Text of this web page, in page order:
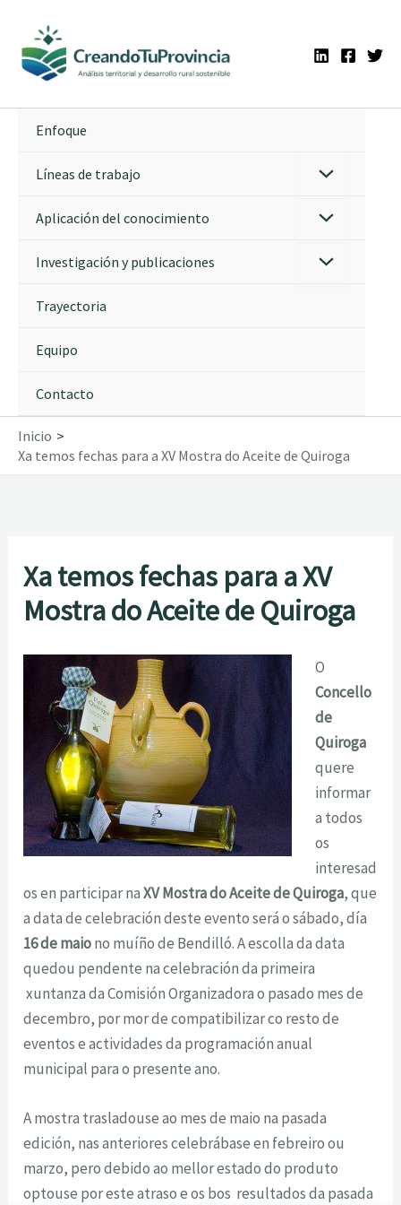
contenido
Enfoque
Líneas de trabajo
Aplicación del conocimiento
Investigación y publicaciones
Trayectoria
Equipo
Contacto
Inicio
Xa temos fechas para a XV Mostra do Aceite de Quiroga
Xa temos fechas para a XV
Mostra do Aceite de Quiroga
O
Concello
de
Quiroga
quere
informar
a todos
os
interesad
os en participar naXV Mostra do Aceite de Quiroga, que
a data de celebración deste evento será o sábado, día
16 de maiono muíño de Bendilló. A escolla da data
quedou pendente na celebración da primeira
xuntanza da Comisión Organizadora o pasado mes de
decembro, por mor de compatibilizar co resto de
eventos e actividades da programación anual
municipal para o presente ano.
A mostra trasladouse ao mes de maio na pasada
edición, nas anteriores celebrábase en febreiro ou
marzo, pero debido ao mellor estado do produto
optouse por este atraso e os bos resultados da pasada